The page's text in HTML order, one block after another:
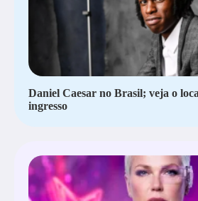
Daniel Caesar no Brasil; veja o
ingresso